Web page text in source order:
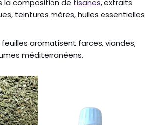
la composition de tisanes, extraits
teintures mères, huiles essentielles
feuilles aromatisent farces, viandes,
méditerranéens.